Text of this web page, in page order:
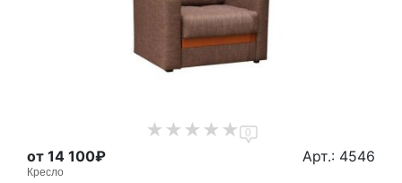
0
от 14 100₽ Арт.: 4546
Кресло